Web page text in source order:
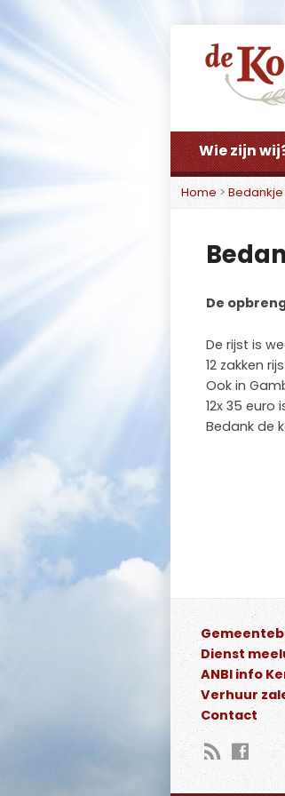
Wie zijn
Home>
De
De rijst is
12 zakken
Ook in
12x 35 euro
Bedank de
Dienst
ANBI info
Verhuur
Contact